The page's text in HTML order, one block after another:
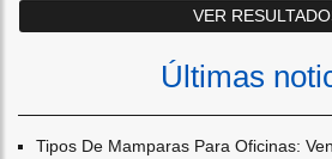
Últimas
Tipos De Mamparas Para Oficinas: